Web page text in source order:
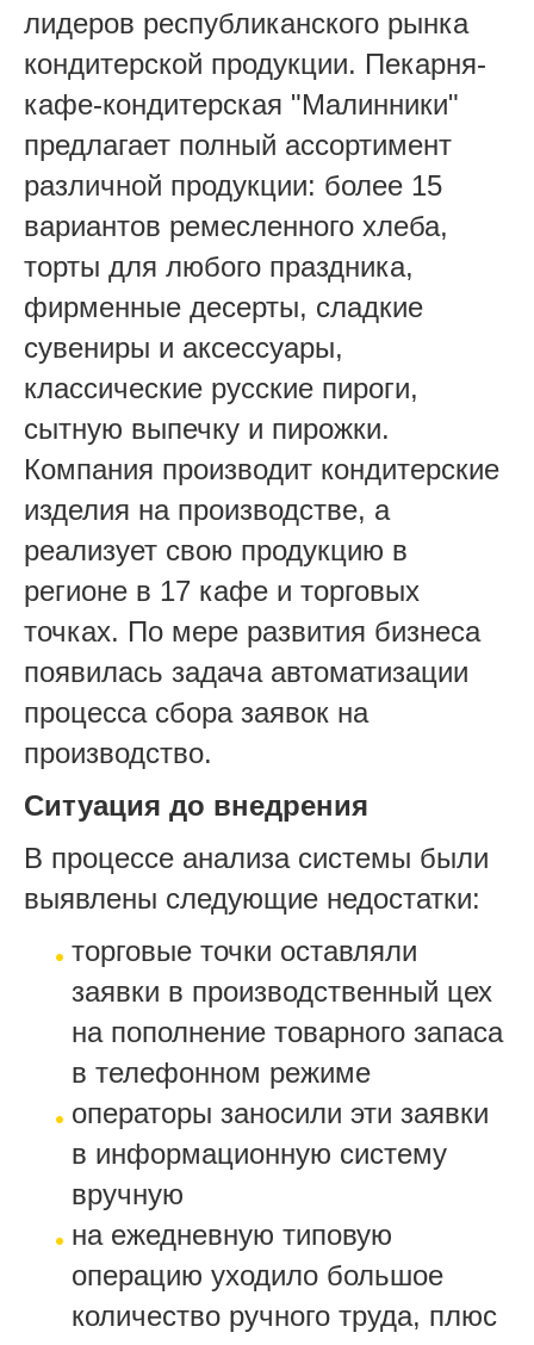
лидеров республиканского рынка
кондитерской продукции. Пекарня-
кафе-кондитерская "Малинники"
предлагает полный ассортимент
различной продукции: более 15
вариантов ремесленного хлеба,
торты для любого праздника,
фирменные десерты, сладкие
сувениры и аксессуары,
классические русские пироги,
сытную выпечку и пирожки.
Компания производит кондитерские
изделия на производстве, а
реализует свою продукцию в
регионе в 17 кафе и торговых
точках. По мере развития бизнеса
появилась задача автоматизации
процесса сбора заявок на
производство.
Ситуация до внедрения
В процессе анализа системы были
выявлены следующие недостатки:
торговые точки оставляли
заявки в производственный цех
на пополнение товарного запаса
в телефонном режиме
операторы заносили эти заявки
в информационную систему
вручную
на ежедневную типовую
операцию уходило большое
количество ручного труда, плюс